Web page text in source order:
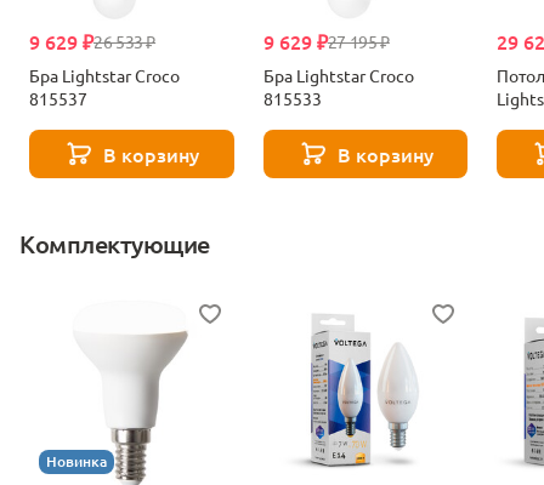
26 533 ₽
9 629 ₽
Бра Lightstar Croco
815537
В корзину
27 195 ₽
9 629 ₽
Бра Lightstar Croco
815533
В корзину
29
Комплектующие
Новинка